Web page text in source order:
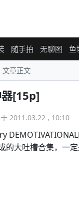
随手拍 无聊图 鱼
文章正文
[15p]
2011.03.22 , 10:10
的大吐槽合集，一